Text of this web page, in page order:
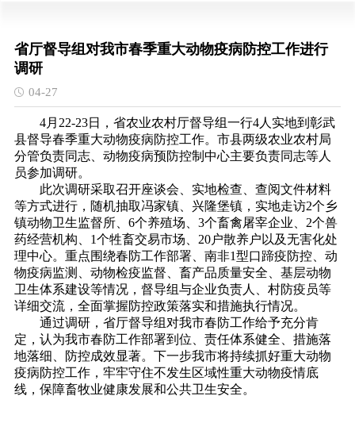
省厅督导组对我市春季重大动物疫病防控工作进行
调研
04-27
4月22-23日，省农业农村厅督导组一行4人实地到彰武
县督导春季重大动物疫病防控工作。市县两级农业农村局
分管负责同志、动物疫病预防控制中心主要负责同志等人
员参加调研。
此次调研采取召开座谈会、实地检查、查阅文件材料
等方式进行，随机抽取冯家镇、兴隆堡镇，实地走访2个乡
镇动物卫生监督所、6个养殖场、3个畜禽屠宰企业、2个兽
药经营机构、1个牲畜交易市场、20户散养户以及无害化处
理中心。重点围绕春防工作部署、南非1型口蹄疫防控、动
物疫病监测、动物检疫监督、畜产品质量安全、基层动物
卫生体系建设等情况，督导组与企业负责人、村防疫员等
详细交流，全面掌握防控政策落实和措施执行情况。
通过调研，省厅督导组对我市春防工作给予充分肯
定，认为我市春防工作部署到位、责任体系健全、措施落
地落细、防控成效显著。下一步我市将持续抓好重大动物
疫病防控工作，牢牢守住不发生区域性重大动物疫情底
线，保障畜牧业健康发展和公共卫生安全。